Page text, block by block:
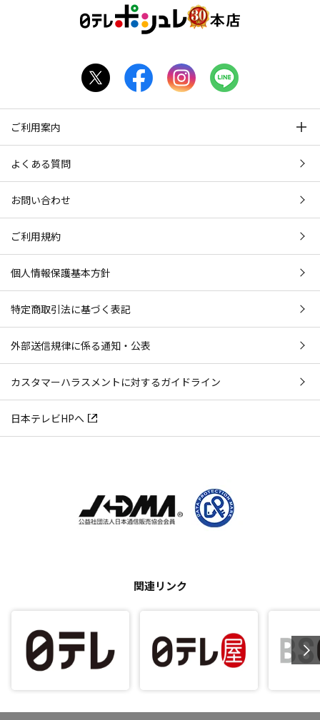
ご利用案内
よくある質問
お問い合わせ
ご利用規約
個人情報保護基本方針
特定商取引法に基づく表記
外部送信規律に係る通知・公表
カスタマーハラスメントに対するガイドライン
日本テレビHPへ
関連リンク